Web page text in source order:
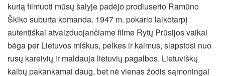
kurią filmuoti mūsų šalyje padėjo prodiuserio Ramūno
Škiko suburta komanda. 1947 m. pokario laikotarpį
autentiškai atvaizduojančiame filme Rytų Prūsijos vaikai
bėga per Lietuvos miškus, pelkes ir kaimus, slapstosi nuo
rusų kareivių ir maldauja lietuvių pagalbos. Lietuviškų
kalbų pakankamai daug, bet nė vienas žodis sąmoningai